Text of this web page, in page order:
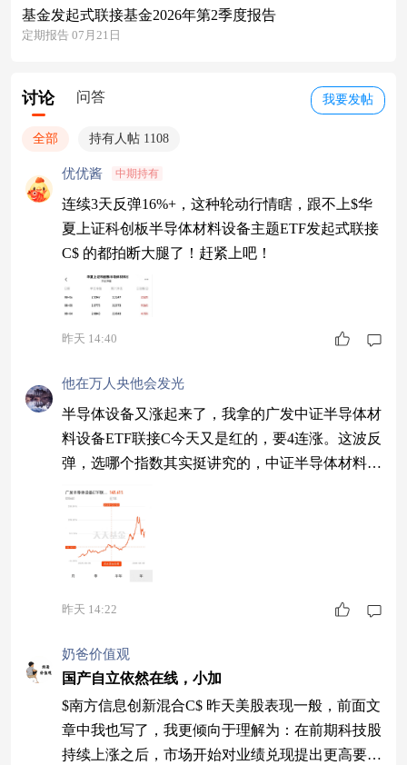
基金发起式联接基金2026年第2季度报告
定期报告 07月21日
我要发帖
讨论 问答
全部 持有人帖 1108
优优酱 中期持有
连续3天反弹16%+，这种轮动行情瞎，跟不上$华
夏上证科创板半导体材料设备主题ETF发起式联接
C$ 的都拍断大腿了！赶紧上吧！
昨天 14:40
他在万人央他会发光
半导体设备又涨起来了，我拿的广发中证半导体材
料设备ETF联接C今天又是红的，要4连涨。这波反
弹，选哪个指数其实挺讲究的，中证半导体材料设
备指数覆盖主板+科创板，能抓到北方华创这类主
板设备龙头，稳中求进。近一年涨了145个点，科
创板的弹性是大，但波动也大，不算今天的话还能
跑赢科创半导体设备不少。广发这只是74亿规模，
半导体设备性价比更高$广发半导体设备ET
昨天 14:22
奶爸价值观
国产自立依然在线，小加
$南方信息创新混合C$ 昨天美股表现一般，前面文
章中我也写了，我更倾向于理解为：在前期科技股
持续上涨之后，市场开始对业绩兑现提出更高要